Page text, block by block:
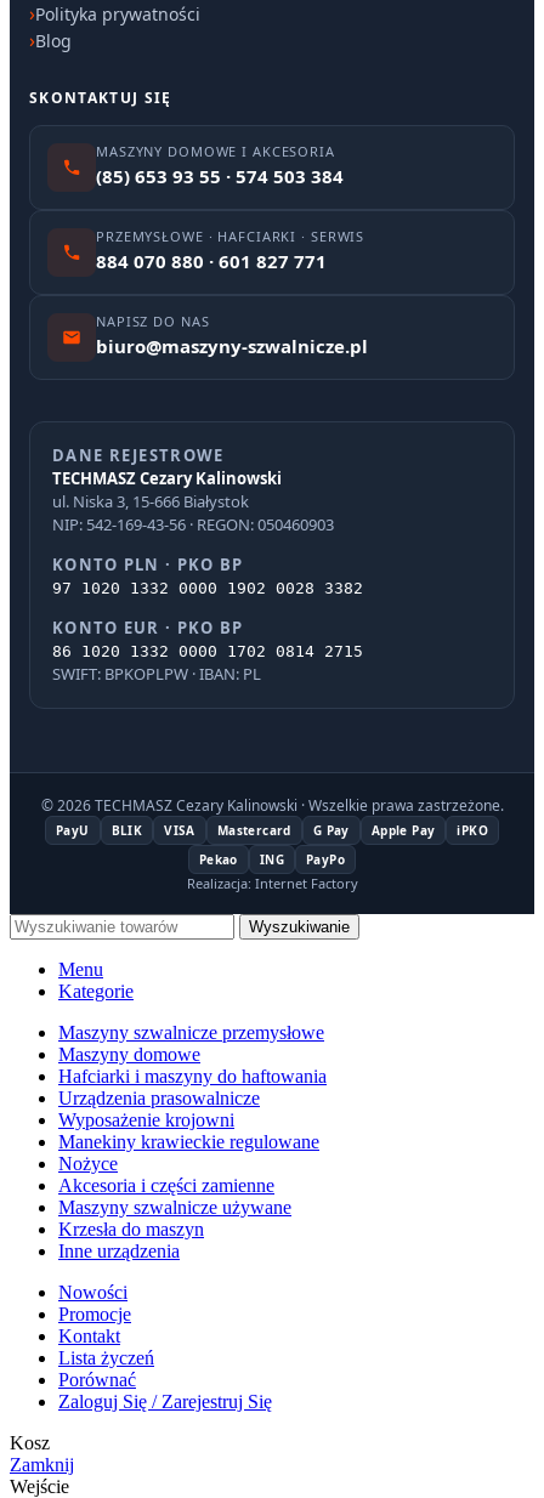
Polityka prywatności
Blog
SKONTAKTUJ SIĘ
MASZYNY DOMOWE I AKCESORIA
(85) 653 93 55 · 574 503 384
PRZEMYSŁOWE · HAFCIARKI · SERWIS
884 070 880 · 601 827 771
NAPISZ DO NAS
biuro@maszyny-szwalnicze.pl
DANE REJESTROWE
TECHMASZ Cezary Kalinowski
ul. Niska 3, 15-666 Białystok
NIP: 542-169-43-56 · REGON: 050460903
KONTO PLN · PKO BP
97 1020 1332 0000 1902 0028 3382
KONTO EUR · PKO BP
86 1020 1332 0000 1702 0814 2715
SWIFT: BPKOPLPW · IBAN: PL
© 2026 TECHMASZ Cezary Kalinowski · Wszelkie prawa zastrzeżone.
PayU BLIK VISA Mastercard G Pay Apple Pay
iPKO
Pekao
ING PayPo
Realizacja: Internet Factory
Wyszukiwanie
Menu
Kategorie
Maszyny szwalnicze przemysłowe
Maszyny domowe
Hafciarki i maszyny do haftowania
Urządzenia prasowalnicze
Wyposażenie krojowni
Manekiny krawieckie regulowane
Nożyce
Akcesoria i części zamienne
Maszyny szwalnicze używane
Krzesła do maszyn
Inne urządzenia
Nowości
Promocje
Kontakt
Lista życzeń
Porównać
Zaloguj Się / Zarejestruj Się
Kosz
Zamknij
Wejście